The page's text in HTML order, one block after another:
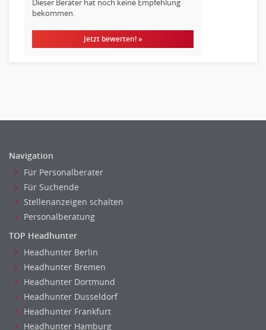
Analyst
Asset-/Fonds-Management
Banken, Finanzdienstleister und Versicherungen Leitung,
Teamleitung
Mergers & Acquisitions
Privatkundengeschäft
Mathematik, Produkt, Statistik
Zahlungsverkehr
Ausbilder
Berufsschule
Erwachsenenbildung
Erzieher
Kindergarten, KiTa, Vorschule
Dieser Berater hat noch keine Empfehlung
bekommen.
Jetzt bewerten! »
Navigation
Für Personalberater
Für Suchende
Stellenanzeigen schalten
Personalberatung
TOP Headhunter
Headhunter Berlin
Headhunter Bremen
Headhunter Dortmund
Headhunter Dusseldorf
Headhunter Frankfurt
Headhunter Hamburg